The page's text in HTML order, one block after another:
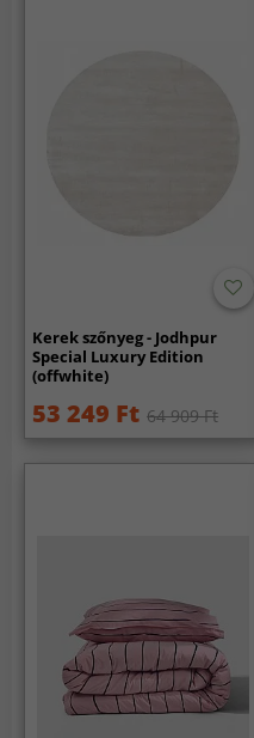
Kerek szőnyeg - Jodhpur
Special Luxury Edition
(offwhite)
53 249 Ft 64 909 Ft